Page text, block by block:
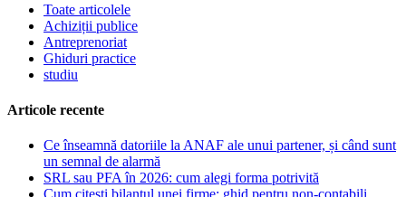
Toate articolele
Achiziții publice
Antreprenoriat
Ghiduri practice
studiu
Articole recente
Ce înseamnă datoriile la ANAF ale unui partener, și când sunt
un semnal de alarmă
SRL sau PFA în 2026: cum alegi forma potrivită